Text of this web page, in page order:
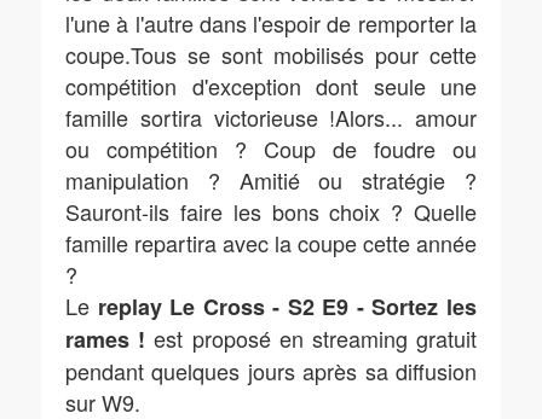
l'une à l'autre dans l'espoir de remporter la
coupe.Tous se sont mobilisés pour cette
compétition d'exception dont seule une
famille sortira victorieuse !Alors... amour
ou compétition ? Coup de foudre ou
manipulation ? Amitié ou stratégie ?
Sauront-ils faire les bons choix ? Quelle
famille repartira avec la coupe cette année
?
Le replay Le Cross - S2 E9 - Sortez les
rames ! est proposé en streaming gratuit
pendant quelques jours après sa diffusion
sur W9.